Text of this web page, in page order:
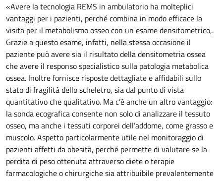
«Avere la tecnologia REMS in ambulatorio ha molteplici
vantaggi per i pazienti, perché combina in modo efficace la
visita per il metabolismo osseo con un esame densitometrico,.
Grazie a questo esame, infatti, nella stessa occasione il
paziente può avere sia il risultato della densitometria ossea
che avere il responso specialistico sulla patologia metabolica
ossea. Inoltre fornisce risposte dettagliate e affidabili sullo
stato di fragilità dello scheletro, sia dal punto di vista
quantitativo che qualitativo. Ma c’è anche un altro vantaggio:
la sonda ecografica consente non solo di analizzare il tessuto
osseo, ma anche i tessuti corporei dell’addome, come grasso e
muscolo. Aspetto particolarmente utile nel monitoraggio di
pazienti affetti da obesità, perché permette di valutare se la
perdita di peso ottenuta attraverso diete o terapie
farmacologiche o chirurgiche sia attribuibile prevalentemente